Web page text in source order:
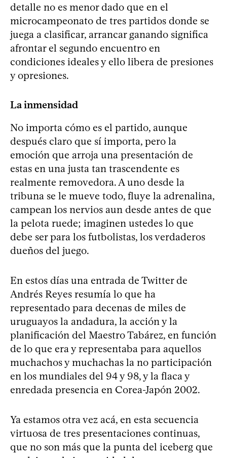
detalle no es menor dado que en el
microcampeonato de tres partidos donde se
juega a clasificar, arrancar ganando significa
afrontar el segundo encuentro en
condiciones ideales y ello libera de presiones
y opresiones.
La inmensidad
No importa cómo es el partido, aunque
después claro que sí importa, pero la
emoción que arroja una presentación de
estas en una justa tan trascendente es
realmente removedora. A uno desde la
tribuna se le mueve todo, fluye la adrenalina,
campean los nervios aun desde antes de que
la pelota ruede; imaginen ustedes lo que
debe ser para los futbolistas, los verdaderos
dueños del juego.
En estos días una entrada de Twitter de
Andrés Reyes resumía lo que ha
representado para decenas de miles de
uruguayos la andadura, la acción y la
planificación del Maestro Tabárez, en función
de lo que era y representaba para aquellos
muchachos y muchachas la no participación
en los mundiales del 94 y 98, y la flaca y
enredada presencia en Corea-Japón 2002.
Ya estamos otra vez acá, en esta secuencia
virtuosa de tres presentaciones continuas,
que no son más que la punta del iceberg que